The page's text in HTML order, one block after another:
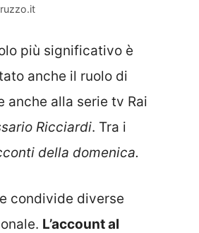
più significativo è
anche il ruolo di
anche alla serie tv Rai
Ricciardi. Tra i
della domenica.
condivide diverse
L’account al